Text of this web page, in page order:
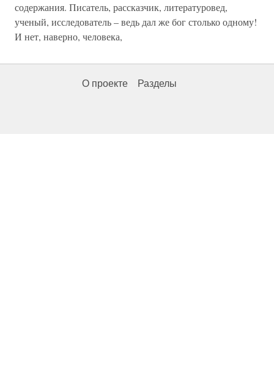
содержания. Писатель, рассказчик, литературовед,
ученый, исследователь – ведь дал же бог столько одному!
И нет, наверно, человека,
О проекте Разделы